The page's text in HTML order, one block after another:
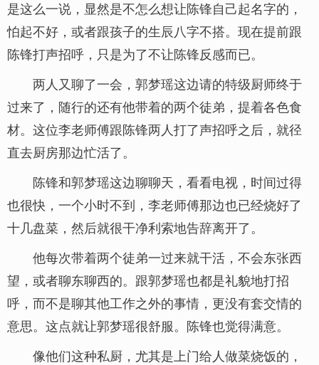
是这么一说，显然是不怎么想让陈锋自己起名字的，
怕起不好，或者跟孩子的生辰八字不搭。现在提前跟
陈锋打声招呼，只是为了不让陈锋反感而已。
两人又聊了一会，郭梦瑶这边请的特级厨师终于
过来了，随行的还有他带着的两个徒弟，提着各色食
材。这位李老师傅跟陈锋两人打了声招呼之后，就径
直去厨房那边忙活了。
陈锋和郭梦瑶这边聊聊天，看看电视，时间过得
也很快，一个小时不到，李老师傅那边也已经烧好了
十几盘菜，然后就很干净利索地告辞离开了。
他每次带着两个徒弟一过来就干活，不会东张西
望，或者聊东聊西的。跟郭梦瑶也都是礼貌地打招
呼，而不是聊其他工作之外的事情，更没有套交情的
意思。这点就让郭梦瑶很舒服。陈锋也觉得满意。
像他们这种私厨，尤其是上门给人做菜烧饭的，